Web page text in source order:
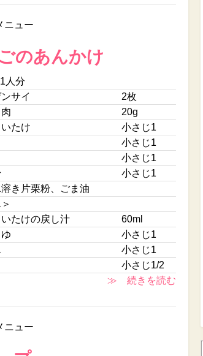
ニュー
のあんかけ
人分
サイ
2枚
20g
たけ
小さじ1
小さじ1
小さじ1
小さじ1
き片栗粉、ごま油
たけの戻し汁
60ml
小さじ1
小さじ1
小さじ1/2
≫ 続きを読む
ニュー